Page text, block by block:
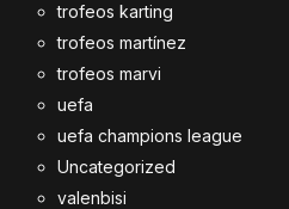
trofeos karting
trofeos martínez
trofeos marvi
uefa
uefa champions league
Uncategorized
valenbisi